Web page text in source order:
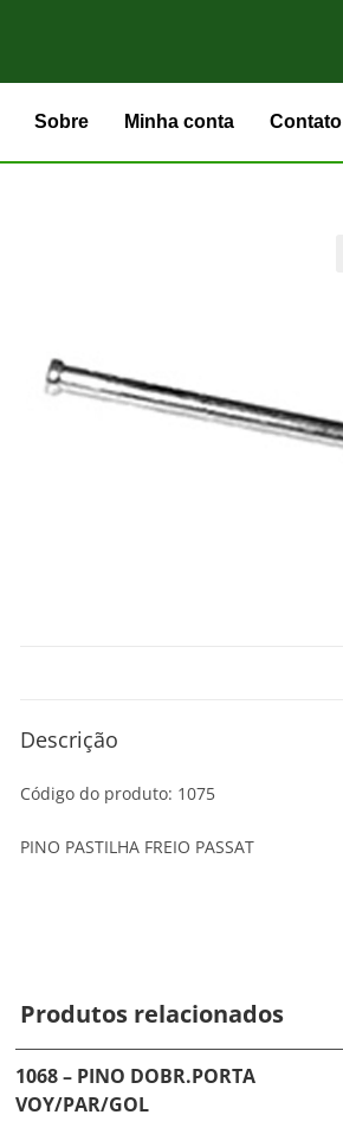
Sobre Minha conta Contato
Descrição
Código do produto: 1075
PINO PASTILHA FREIO PASSAT
Produtos relacionados
1068 – PINO DOBR.PORTA
VOY/PAR/GOL